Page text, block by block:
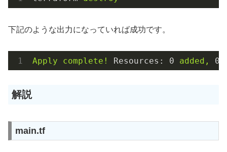
下記のような出力になっていれば成功です。
Apply complete! Resources: 0 added, 0
解説
main.tf